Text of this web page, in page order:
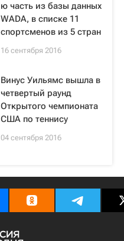
ю часть из базы данных
WADA, в списке 11
спортсменов из 5 стран
16 сентября 2016
Винус Уильямс вышла в
четвертый раунд
Открытого чемпионата
США по теннису
04 сентября 2016